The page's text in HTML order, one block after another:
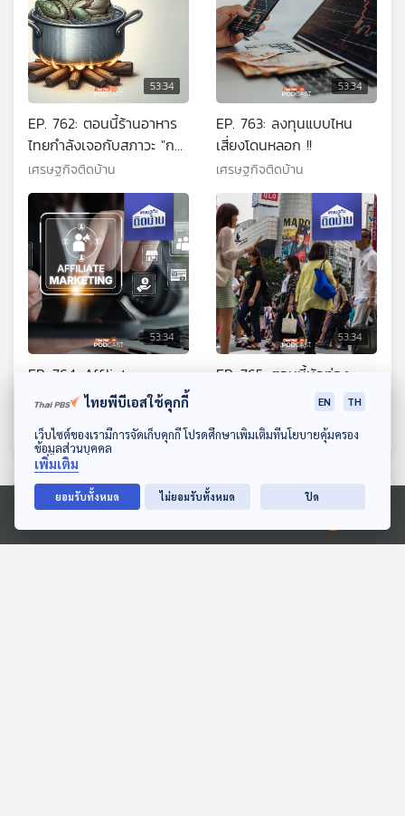
ดาวน์โหลด Thai PBS Podcast Application
Ⓒ 2020 องค์การกระจายเสียงและแพร่ภาพสาธารณะแห่งประเทศไทย
53:34
EP. 762: ตอนนี้ร้านอาหาร
ไทยกำลังเจอกับสภาวะ "กบ
ต้ม" จริงหรือ ?
เศรษฐกิจติดบ้าน
53:34
EP. 763: ลงทุนแบบไหน
เสี่ยงโดนหลอก !!
เศรษฐกิจติดบ้าน
53:34
EP. 764: Affiliate
Marketing แค่แปะลิงก์ก็ได้
53:34
EP. 765: ตอนนี้นักท่อง
เที่ยวต่างชาติ ล้นประเทศ
ญี่ปุ่นแล้วจริงหรือ ?
ตอนที่เกี่ยวข้อง
ไทยพีบีเอสใช้คุกกี้ EN TH
เว็บไซต์ของเรามีการจัดเก็บคุกกี้ โปรดศึกษาเพิ่มเติมที่นโยบายคุ้มครอง
ข้อมูลส่วนบุคคล
เพิ่มเติม
ยอมรับทั้งหมด ไม่ยอมรับทั้งหมด ปิด